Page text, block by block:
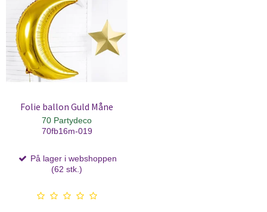
Folie ballon Guld Måne
70 Partydeco
70fb16m-019
På lager i webshoppen
(62 stk.)